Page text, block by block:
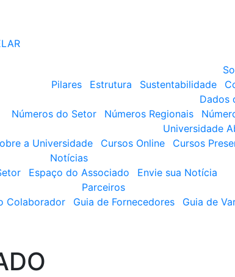
Pilares
Estrutura Sustentabilidade
Dados
Números do Setor
Números Regionais
Universidade
a Universidade
Cursos Online Cursos
Notícias
Espaço do Associado Envie sua Notícia
Parceiros
Colaborador
Guia de Fornecedores Guia de